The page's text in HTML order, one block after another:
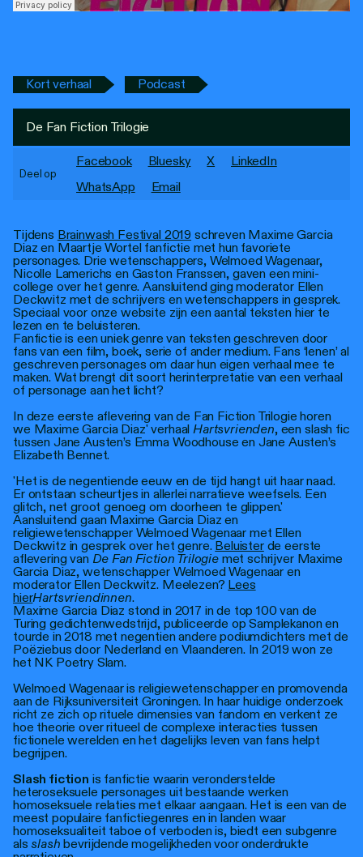
Tijdens Brainwash Festival 2019 schreven Maxime Garcia
Diaz en Maartje Wortel fanfictie met hun favoriete
personages. Drie wetenschappers, Welmoed Wagenaar,
Nicolle Lamerichs en Gaston Franssen, gaven een mini-
college over het genre. Aansluitend ging moderator Ellen
Deckwitz met de schrijvers en wetenschappers in gesprek.
Speciaal voor onze website zijn een aantal teksten hier te
lezen en te beluisteren.
Fanfictie is een uniek genre van teksten geschreven door
fans van een film, boek, serie of ander medium. Fans ‘lenen’ al
geschreven personages om daar hun eigen verhaal mee te
maken. Wat brengt dit soort herinterpretatie van een verhaal
of personage aan het licht?
In deze eerste aflevering van de Fan Fiction Trilogie horen
we Maxime Garcia Diaz' verhaalHartsvrienden, een slash fic
tussen Jane Austen’s Emma Woodhouse en Jane Austen’s
Elizabeth Bennet.
'Het is de negentiende eeuw en de tijd hangt uit haar naad.
Er ontstaan scheurtjes in allerlei narratieve weefsels. Een
glitch, net groot genoeg om doorheen te glippen.'
Aansluitend gaan Maxime Garcia Diaz en
religiewetenschapper Welmoed Wagenaar met Ellen
Deckwitz in gesprek over het genre. Beluisterde eerste
aflevering van De Fan Fiction Trilogiemet schrijver Maxime
Garcia Diaz, wetenschapper Welmoed Wagenaar en
moderator Ellen Deckwitz. Meelezen? Lees
hierHartsvriendinnen.
Maxime Garcia Diaz stond in 2017 in de top 100 van de
Turing gedichtenwedstrijd, publiceerde op Samplekanon en
tourde in 2018 met negentien andere podiumdichters met de
Poëziebus door Nederland en Vlaanderen. In 2019 won ze
het NK Poetry Slam.
Welmoed Wagenaar is religiewetenschapper en promovenda
aan de Rijksuniversiteit Groningen. In haar huidige onderzoek
richt ze zich op rituele dimensies van fandom en verkent ze
hoe theorie over ritueel de complexe interacties tussen
fictionele werelden en het dagelijks leven van fans helpt
begrijpen.
Slash fiction is fanfictie waarin veronderstelde
heteroseksuele personages uit bestaande werken
homoseksuele relaties met elkaar aangaan. Het is een van de
meest populaire fanfictiegenres en in landen waar
homoseksualiteit taboe of verboden is, biedt een subgenre
alsslash bevrijdende mogelijkheden voor onderdrukte
Kort verhaal Podcast
De Fan Fiction Trilogie
Deel op
Facebook Bluesky X
LinkedIn
WhatsApp
Email
Personen
Stadsdichter